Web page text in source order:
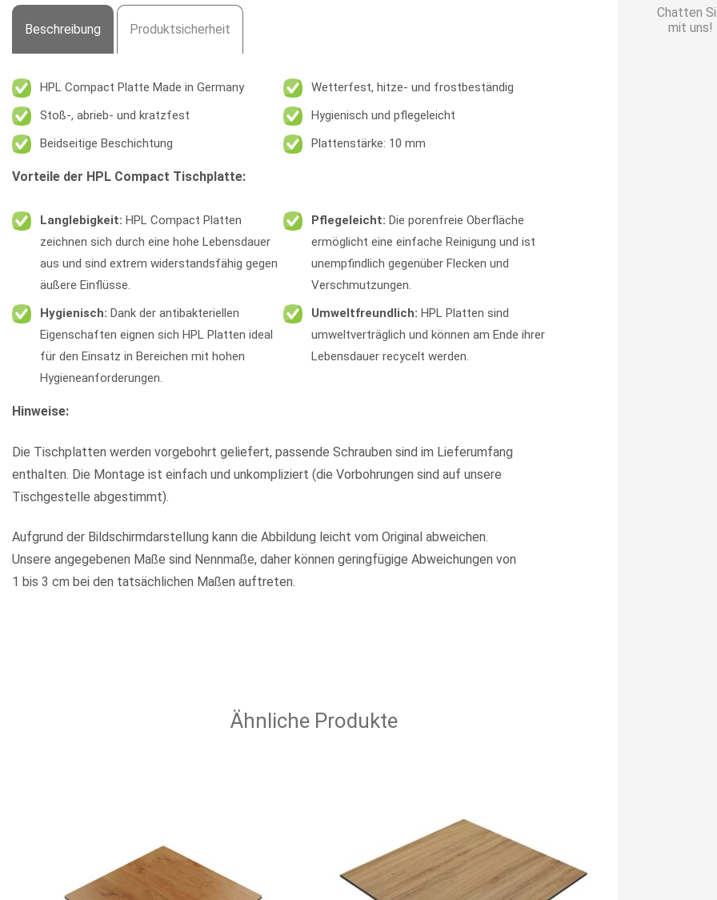
Beschreibung Produktsicherheit
HPL Compact Platte Made in Germany
Wetterfest, hitze- und frostbeständig
Stoß-, abrieb- und kratzfest
Hygienisch und pflegeleicht
Beidseitige Beschichtung
Plattenstärke: 10 mm
Vorteile der HPL Compact Tischplatte:
Langlebigkeit: HPL Compact Platten
zeichnen sich durch eine hohe Lebensdauer
aus und sind extrem widerstandsfähig gegen
äußere Einflüsse.
Pflegeleicht: Die porenfreie Oberfläche
ermöglicht eine einfache Reinigung und ist
unempfindlich gegenüber Flecken und
Verschmutzungen.
Hygienisch: Dank der antibakteriellen
Eigenschaften eignen sich HPL Platten ideal
für den Einsatz in Bereichen mit hohen
Hygieneanforderungen.
Umweltfreundlich: HPL Platten sind
umweltverträglich und können am Ende ihrer
Lebensdauer recycelt werden.
Hinweise:
Die Tischplatten werden vorgebohrt geliefert, passende Schrauben sind im Lieferumfang
enthalten. Die Montage ist einfach und unkompliziert (die Vorbohrungen sind auf unsere
Tischgestelle abgestimmt).
Aufgrund der Bildschirmdarstellung kann die Abbildung leicht vom Original abweichen.
Unsere angegebenen Maße sind Nennmaße, daher können geringfügige Abweichungen von
1 bis 3 cm bei den tatsächlichen Maßen auftreten.
Ähnliche Produkte
Chatten
mit uns!